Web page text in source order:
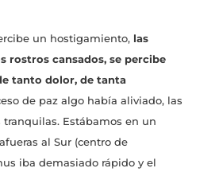
un hostigamiento, las
rostros cansados, se percibe
tanto dolor, de tanta
de paz algo había aliviado, las
tranquilas. Estábamos en un
al Sur (centro de
iba demasiado rápido y el